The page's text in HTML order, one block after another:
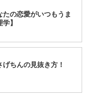
たの恋愛がいつもうま
】
げちんの見抜き方！